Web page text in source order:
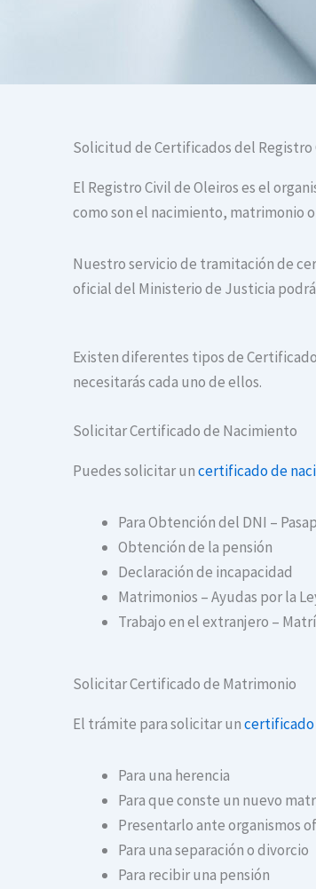
Solicitud de Certificados del Registro
El Registro Civil de Oleiros es el
como son el nacimiento, matrimonio
Nuestro servicio de tramitación de
oficial del Ministerio de Justicia
Existen diferentes tipos de
necesitarás cada uno de ellos.
Solicitar Certificado de Nacimiento
Puedes solicitar uncertificado de
Para Obtención del DNI –
Obtención de la pensión
Declaración de incapacidad
Matrimonios – Ayudas por la
Trabajo en el extranjero –
Solicitar Certificado de Matrimonio
El trámite para solicitar un
Para una herencia
Para que conste un nuevo
Presentarlo ante organismos
Para una separación o divorcio
Para recibir una pensión